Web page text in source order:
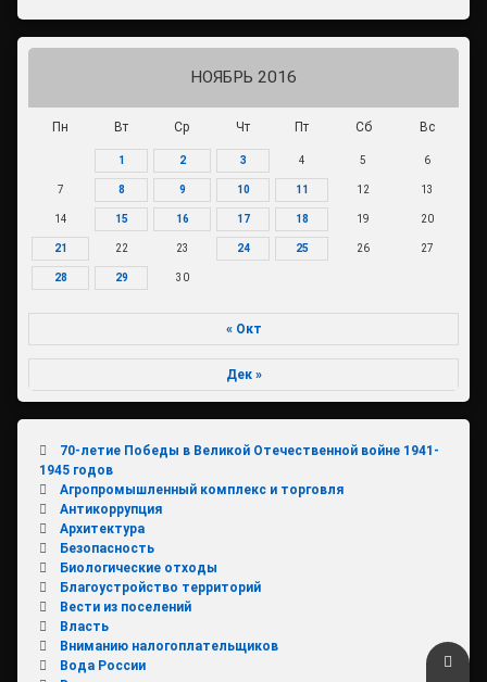
НОЯБРЬ 2016
Пн Вт Ср Чт Пт Сб Вс
1 2 3 4 5 6
7 8 9 10 11 12 13
14 15 16 17 18 19 20
21 22 23 24 25 26 27
28 29 30
« Окт
Дек »
70-летие Победы в Великой Отечественной войне 1941-
1945 годов
Агропромышленный комплекс и торговля
Антикоррупция
Архитектура
Безопасность
Биологические отходы
Благоустройство территорий
Вести из поселений
Власть
Вниманию налогоплательщиков
Вода России